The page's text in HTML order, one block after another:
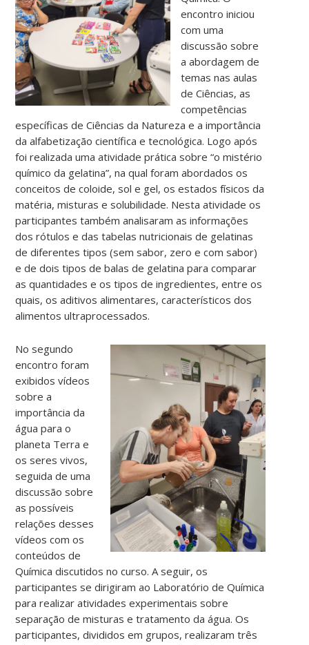
encontro iniciou
com uma
discussão sobre
a abordagem de
temas nas aulas
de Ciências, as
competências
específicas de Ciências da Natureza e a importância
da alfabetização científica e tecnológica. Logo após
foi realizada uma atividade prática sobre “o mistério
químico da gelatina”, na qual foram abordados os
conceitos de coloide, sol e gel, os estados físicos da
matéria, misturas e solubilidade. Nesta atividade os
participantes também analisaram as informações
dos rótulos e das tabelas nutricionais de gelatinas
de diferentes tipos (sem sabor, zero e com sabor)
e de dois tipos de balas de gelatina para comparar
as quantidades e os tipos de ingredientes, entre os
quais, os aditivos alimentares, característicos dos
alimentos ultraprocessados.
No segundo
encontro foram
exibidos vídeos
sobre a
importância da
água para o
planeta Terra e
os seres vivos,
seguida de uma
discussão sobre
as possíveis
relações desses
vídeos com os
conteúdos de
Química discutidos no curso. A seguir, os
participantes se dirigiram ao Laboratório de Química
para realizar atividades experimentais sobre
separação de misturas e tratamento da água. Os
participantes, divididos em grupos, realizaram três